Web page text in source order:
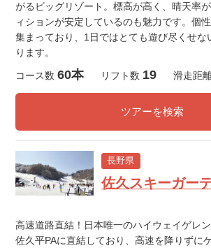
がるビッグリゾート。標高が高く、晴天率
ィションが安定しているのも魅力です。個
集まっており、1日ではとても遊び尽くせな
ります。
コース数 60本 リフト数 19 滑走距
ツアーを検索
長野県
佐久スキーガー
高速道路直結！日本唯一のハイウェイゲレ
佐久平PAに直結しており、高速を降りずに